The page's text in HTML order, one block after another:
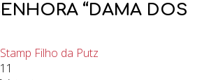
“DAMA DOS
Filho da Putz